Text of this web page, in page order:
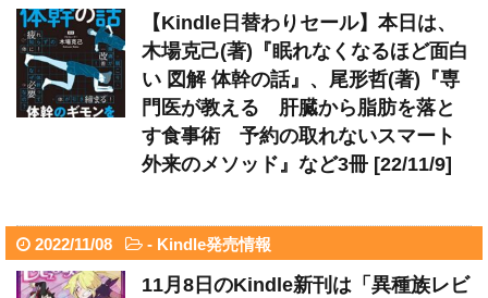
【Kindle日替わりセール】本日は、
木場克己(著)『眠れなくなるほど面白
い 図解 体幹の話』、尾形哲(著)『専
門医が教える 肝臓から脂肪を落と
す食事術 予約の取れないスマート
外来のメソッド』など3冊 [22/11/9]
2022/11/08 - Kindle発売情報
11月8日のKindle新刊は「異種族レビ